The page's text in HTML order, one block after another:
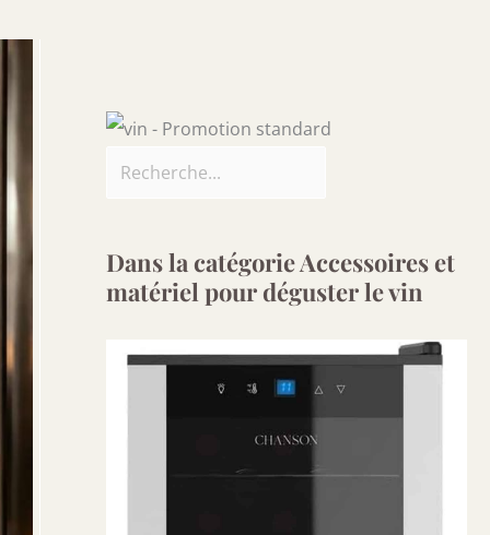
Dans la catégorie Accessoires et
matériel pour déguster le vin